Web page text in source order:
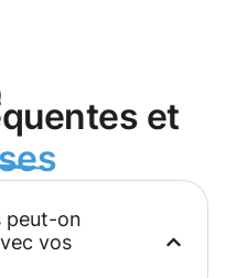
et
peut-on
vos